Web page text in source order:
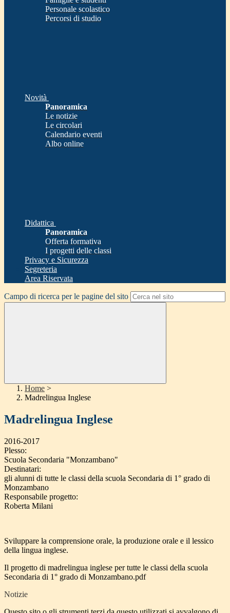
Personale scolastico
Percorsi di studio
Novità
Panoramica
Le notizie
Le circolari
Calendario eventi
Albo online
Didattica
Panoramica
Offerta formativa
I progetti delle classi
Privacy e Sicurezza
Segreteria
Area Riservata
Campo di ricerca per le pagine del sito
Home >
Madrelingua Inglese
Madrelingua Inglese
2016-2017
Plesso:
Scuola Secondaria "Monzambano"
Destinatari:
gli alunni di tutte le classi della scuola Secondaria di 1° grado di
Monzambano
Responsabile progetto:
Roberta Milani
Sviluppare la comprensione orale, la produzione orale e il lessico
della lingua inglese.
Il progetto di madrelingua inglese per tutte le classi della scuola
Secondaria di 1° grado di Monzambano.pdf
Notizie